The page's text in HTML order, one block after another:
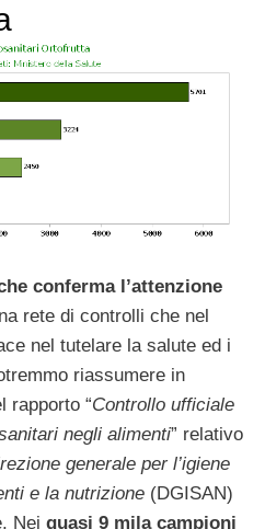
conferma l’attenzione
rete di controlli che nel
nel tutelare la salute ed i
riassumere in
rapporto “Controllo ufficiale
negli alimenti” relativo
generale per l’igiene
e la nutrizione (DGISAN)
Nei quasi 9 mila campioni